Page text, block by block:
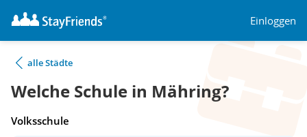
Einloggen
alle Städte
Welche Schule in Mähring?
Volksschule